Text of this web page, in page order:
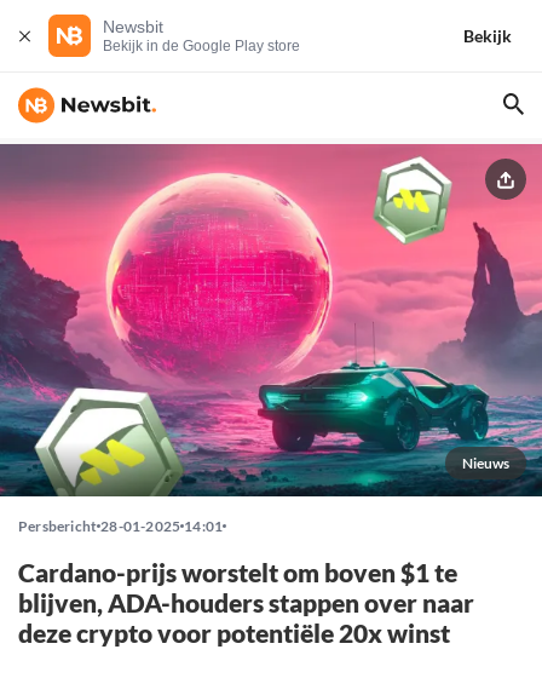
Newsbit
Bekijk in de Google Play store
Bekijk
Nieuws
Persbericht 28-01-2025 14:01
Cardano-prijs worstelt om boven $1 te
blijven, ADA-houders stappen over naar
deze crypto voor potentiële 20x winst